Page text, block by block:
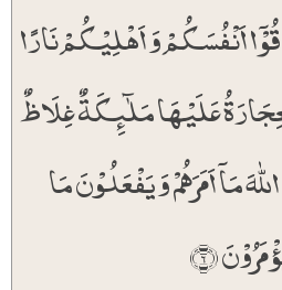
اَنۡفُسَکُمۡ وَ اَہۡلِیۡکُمۡ نَارًا
عَلَیۡہَا مَلٰٓئِکَۃٌ غِلَاظٌ
مَاۤ اَمَرَہُمۡ وَ یَفۡعَلُوۡنَ مَا
﴿۶﴾